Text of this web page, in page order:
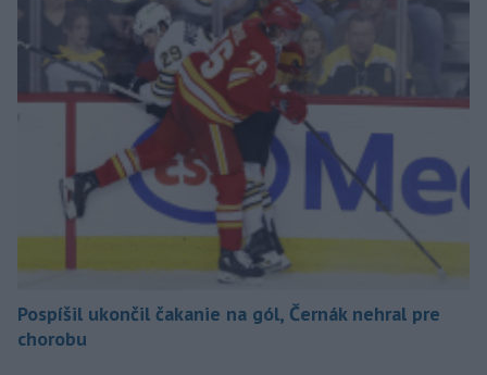
Pospíšil ukončil čakanie na gól, Černák nehral pre
chorobu